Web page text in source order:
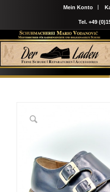
Mein Konto
Tel. +49